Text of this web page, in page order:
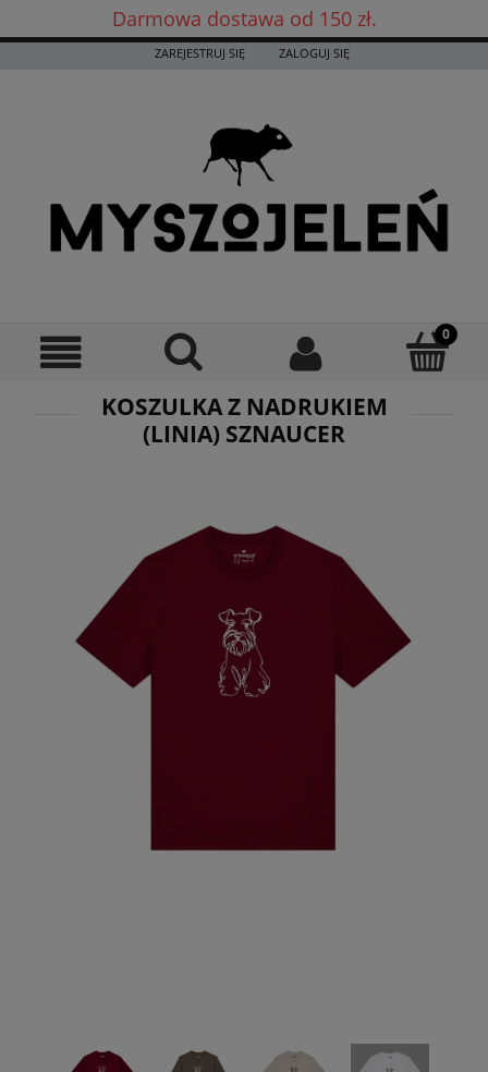
Darmowa dostawa od 150 zł.
Darmowa dostawa już od 150 zł! ✨
ZAREJESTRUJ SIĘ ZALOGUJ SIĘ
KOSZULKA Z NADRUKIEM
(LINIA) SZNAUCER